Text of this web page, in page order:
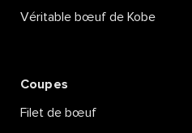
Véritable bœuf de Kobe
Coupes
Filet de bœuf